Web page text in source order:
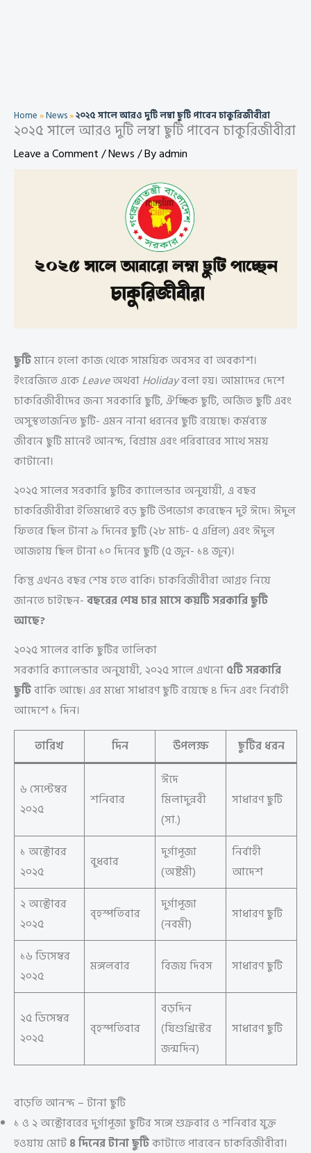
Home»News»২০২৫ সালে আরও দুটি লম্বা ছুটি পাবেন চাকুরিজীবীরা
২০২৫ সালে আরও দুটি লম্বা ছুটি পাবেন চাকুরিজীবীরা
Leave a Comment/News/ Byadmin
ছুটিমানে হলো কাজ থেকে সাময়িক অবসর বা অবকাশ।
ইংরেজিতে একেLeaveঅথবাHolidayবলা হয়। আমাদের দেশে
চাকরিজীবীদের জন্য সরকারি ছুটি, ঐচ্ছিক ছুটি, অর্জিত ছুটি এবং
অসুস্থতাজনিত ছুটি- এমন নানা ধরনের ছুটি রয়েছে। কর্মব্যস্ত
জীবনে ছুটি মানেই আনন্দ, বিশ্রাম এবং পরিবারের সাথে সময়
কাটানো।
২০২৫ সালের সরকারি ছুটির ক্যালেন্ডার অনুযায়ী, এ বছর
চাকরিজীবীরা ইতিমধ্যেই বড় ছুটি উপভোগ করেছেন দুই ঈদে। ঈদুল
ফিতরে ছিল টানা ৯ দিনের ছুটি (২৮ মার্চ- ৫ এপ্রিল) এবং ঈদুল
আজহায় ছিল টানা ১০ দিনের ছুটি (৫ জুন- ১৪ জুন)।
কিন্তু এখনও বছর শেষ হতে বাকি। চাকরিজীবীরা আগ্রহ নিয়ে
জানতে চাইছেন-বছরের শেষ চার মাসে কয়টি সরকারি ছুটি
আছে?
২০২৫ সালের বাকি ছুটির তালিকা
সরকারি ক্যালেন্ডার অনুযায়ী, ২০২৫ সালে এখনো৫টি সরকারি
ছুটিবাকি আছে। এর মধ্যে সাধারণ ছুটি রয়েছে ৪ দিন এবং নির্বাহী
আদেশে ১ দিন।
তারিখ
দিন উপলক্ষ ছুটির ধরন
৬ সেপ্টেম্বর
২০২৫
শনিবার
ঈদে
মিলাদুন্নবী
(সা.)
সাধারণ ছুটি
১ অক্টোবর
২০২৫
বুধবার
দুর্গাপূজা
(অষ্টমী)
নির্বাহী
আদেশ
২ অক্টোবর
২০২৫
বৃহস্পতিবার
দুর্গাপূজা
(নবমী)
সাধারণ ছুটি
১৬ ডিসেম্বর
২০২৫
মঙ্গলবার বিজয় দিবস সাধারণ ছুটি
২৫ ডিসেম্বর
২০২৫
বৃহস্পতিবার
বড়দিন
(যিশুখ্রিস্টের
জন্মদিন)
সাধারণ ছুটি
বাড়তি আনন্দ – টানা ছুটি
১ ও ২ অক্টোবরের দুর্গাপূজা ছুটির সঙ্গে শুক্রবার ও শনিবার যুক্ত
হওয়ায় মোট৪ দিনের টানা ছুটিকাটাতে পারবেন চাকরিজীবীরা।